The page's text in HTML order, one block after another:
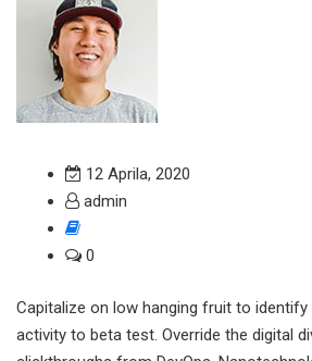
12 Aprila, 2020
admin
0
Capitalize on low hanging fruit to identify
activity to beta test. Override the digital